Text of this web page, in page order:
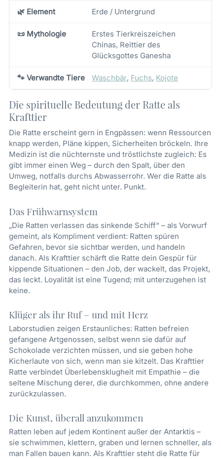
🌿 Element Erde / Untergrund
📜 Mythologie
Erstes Tierkreiszeichen
Chinas, Reittier des
Glücksgottes Ganesha
🐾 Verwandte Tiere Waschbär, Fuchs, Kojote
Die spirituelle Bedeutung der Ratte als
Krafttier
Die Ratte erscheint gern in Engpässen: wenn Ressourcen
knapp werden, Pläne kippen, Sicherheiten bröckeln. Ihre
Medizin ist die nüchternste und tröstlichste zugleich: Es
gibt immer einen Weg – durch den Spalt, über den
Umweg, notfalls durchs Abwasserrohr. Wer die Ratte als
Begleiterin hat, geht nicht unter. Punkt.
Das Frühwarnsystem
„Die Ratten verlassen das sinkende Schiff“ – als Vorwurf
gemeint, als Kompliment verdient: Ratten spüren
Gefahren, bevor sie sichtbar werden, und handeln
danach. Als Krafttier schärft die Ratte dein Gespür für
kippende Situationen – den Job, der wackelt, das Projekt,
das leckt. Loyalität ist eine Tugend; mit unterzugehen ist
keine.
Klüger als ihr Ruf – und mit Herz
Laborstudien zeigen Erstaunliches: Ratten befreien
gefangene Artgenossen, selbst wenn sie dafür auf
Schokolade verzichten müssen, und sie geben hohe
Kicherlaute von sich, wenn man sie kitzelt. Das Krafttier
Ratte verbindet Überlebensklugheit mit Empathie – die
seltene Mischung derer, die durchkommen, ohne andere
zurückzulassen.
Die Kunst, überall anzukommen
Ratten leben auf jedem Kontinent außer der Antarktis –
sie schwimmen, klettern, graben und lernen schneller, als
man Fallen bauen kann. Als Krafttier steht die Ratte für